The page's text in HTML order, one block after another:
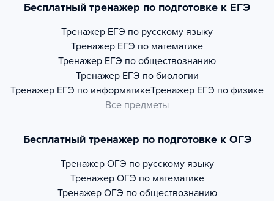
Бесплатный тренажер по подготовке к ЕГЭ
Тренажер ЕГЭ по русскому языку
Тренажер ЕГЭ по математике
Тренажер ЕГЭ по обществознанию
Тренажер ЕГЭ по биологии
Тренажер ЕГЭ по информатикеТренажер ЕГЭ по физике
Все предметы
Бесплатный тренажер по подготовке к ОГЭ
Тренажер ОГЭ по русскому языку
Тренажер ОГЭ по математике
Тренажер ОГЭ по обществознанию